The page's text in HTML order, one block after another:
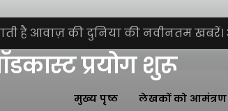
है आवाज़ की दुनिया की नवीनतम खबरें।
मुख्य पृष्ठ लेखकों को आमंत्रण
प्रयोग शुरू